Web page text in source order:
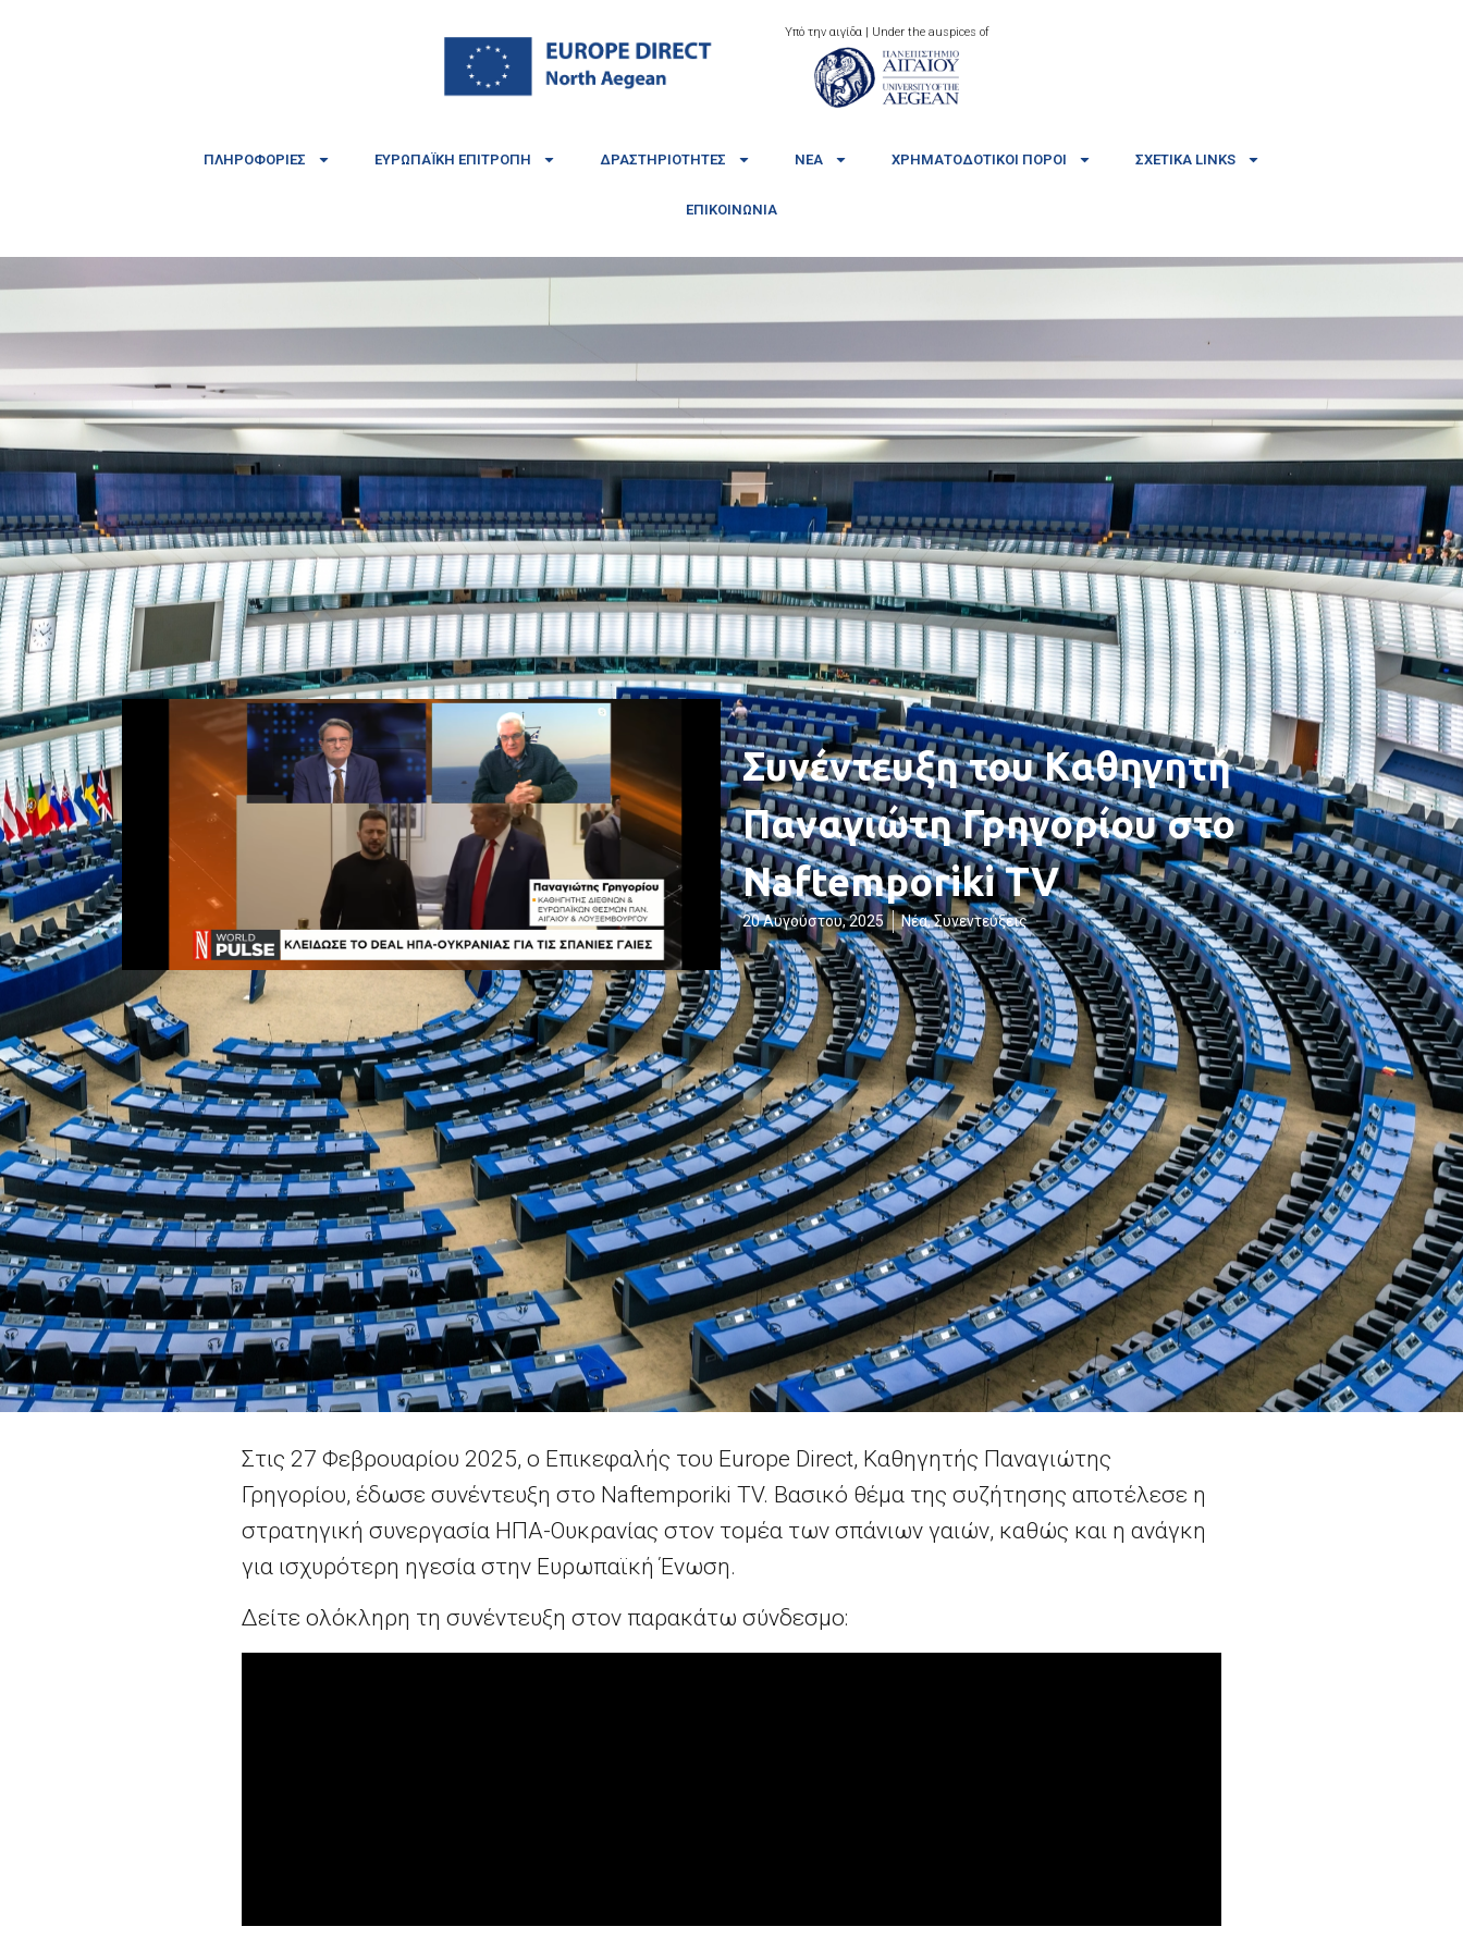
Υπό την αιγίδα | Under the auspices of
ΠΛΗΡΟΦΟΡΊΕΣ ΕΥΡΩΠΑΪΚΉ ΕΠΙΤΡΟΠΉ ΔΡΑΣΤΗΡΙΌΤΗΤΕΣ ΝΈΑ ΧΡΗΜΑΤΟΔΟΤΙΚΟΊ ΠΌΡΟΙ ΣΧΕΤΙΚΆ LINKS
ΕΠΙΚΟΙΝΩΝΊΑ
Συνέντευξη του Καθηγητή
Παναγιώτη Γρηγορίου στο
Naftemporiki TV
20 Αυγούστου, 2025 Νέα,Συνεντεύξεις
Στις 27 Φεβρουαρίου 2025, ο Επικεφαλής του Europe Direct, Καθηγητής Παναγιώτης
Γρηγορίου, έδωσε συνέντευξη στο Naftemporiki TV. Βασικό θέμα της συζήτησης αποτέλεσε η
στρατηγική συνεργασία ΗΠΑ-Ουκρανίας στον τομέα των σπάνιων γαιών, καθώς και η ανάγκη
για ισχυρότερη ηγεσία στην Ευρωπαϊκή Ένωση.
Δείτε ολόκληρη τη συνέντευξη στον παρακάτω σύνδεσμο: